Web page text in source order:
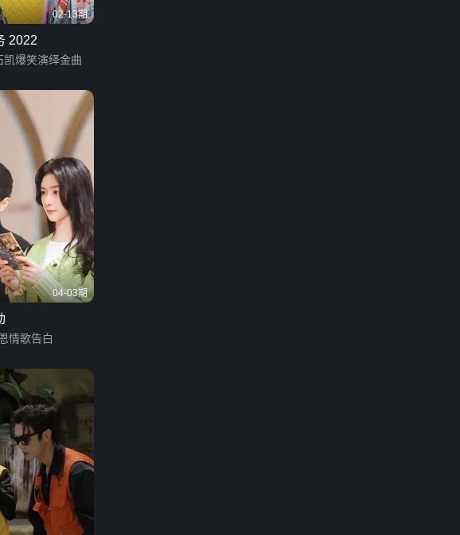
02-13期
2022
凯爆笑演绎金曲
04-03期
情歌告白